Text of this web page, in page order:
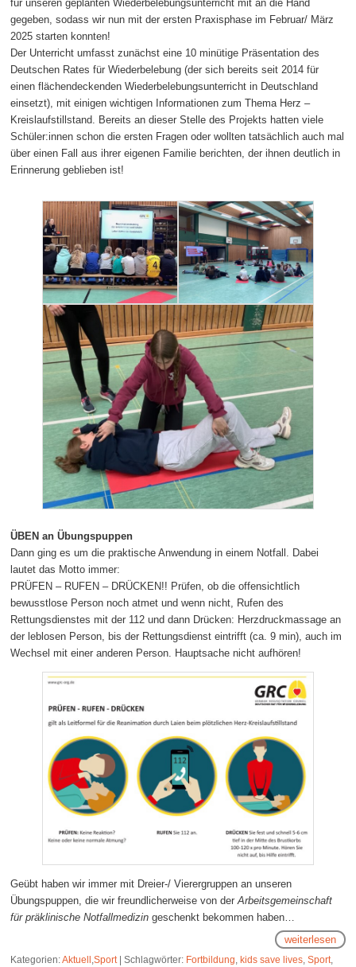
für unseren geplanten Wiederbelebungsunterricht mit an die Hand
gegeben, sodass wir nun mit der ersten Praxisphase im Februar/ März
2025 starten konnten!
Der Unterricht umfasst zunächst eine 10 minütige Präsentation des
Deutschen Rates für Wiederbelebung (der sich bereits seit 2014 für
einen flächendeckenden Wiederbelebungsunterricht in Deutschland
einsetzt), mit einigen wichtigen Informationen zum Thema Herz –
Kreislaufstillstand. Bereits an dieser Stelle des Projekts hatten viele
Schüler:innen schon die ersten Fragen oder wollten tatsächlich auch mal
über einen Fall aus ihrer eigenen Familie berichten, der ihnen deutlich in
Erinnerung geblieben ist!
ÜBEN an Übungspuppen
Dann ging es um die praktische Anwendung in einem Notfall. Dabei
lautet das Motto immer:
PRÜFEN – RUFEN – DRÜCKEN!! Prüfen, ob die offensichtlich
bewusstlose Person noch atmet und wenn nicht, Rufen des
Rettungsdienstes mit der 112 und dann Drücken: Herzdruckmassage an
der leblosen Person, bis der Rettungsdienst eintrifft (ca. 9 min), auch im
Wechsel mit einer anderen Person. Hauptsache nicht aufhören!
Geübt haben wir immer mit Dreier-/ Vierergruppen an unseren
Übungspuppen, die wir freundlicherweise von derArbeitsgemeinschaft
für präklinische Notfallmedizin geschenkt bekommen haben…
weiterlesen
Kategorien:Aktuell ,Sport |Schlagwörter: Fortbildung, kids save lives,Sport,